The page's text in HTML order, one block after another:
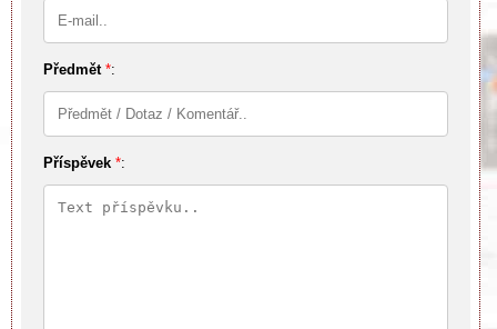
Předmět *:
Příspěvek *: